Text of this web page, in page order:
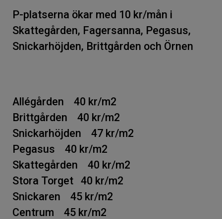
P-platserna ökar med 10 kr/mån i
Skattegården, Fagersanna, Pegasus,
Snickarhöjden, Brittgården och Örnen
Allégården 40 kr/m2
Brittgården 40 kr/m2
Snickarhöjden 47 kr/m2
Pegasus 40 kr/m2
Skattegården 40 kr/m2
Stora Torget 40 kr/m2
Snickaren 45 kr/m2
Centrum 45 kr/m2